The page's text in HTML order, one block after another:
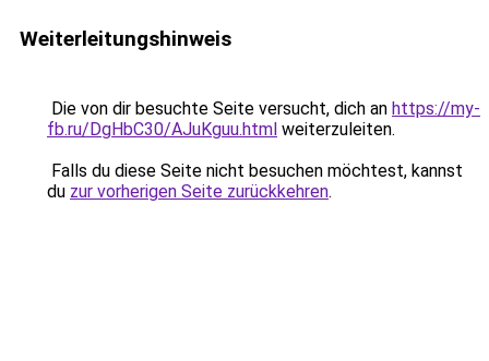
Weiterleitungshinweis
Die von dir besuchte Seite versucht, dich an https://my-
fb.ru/DgHbC30/AJuKguu.html weiterzuleiten.
Falls du diese Seite nicht besuchen möchtest, kannst
du zur vorherigen Seite zurückkehren.